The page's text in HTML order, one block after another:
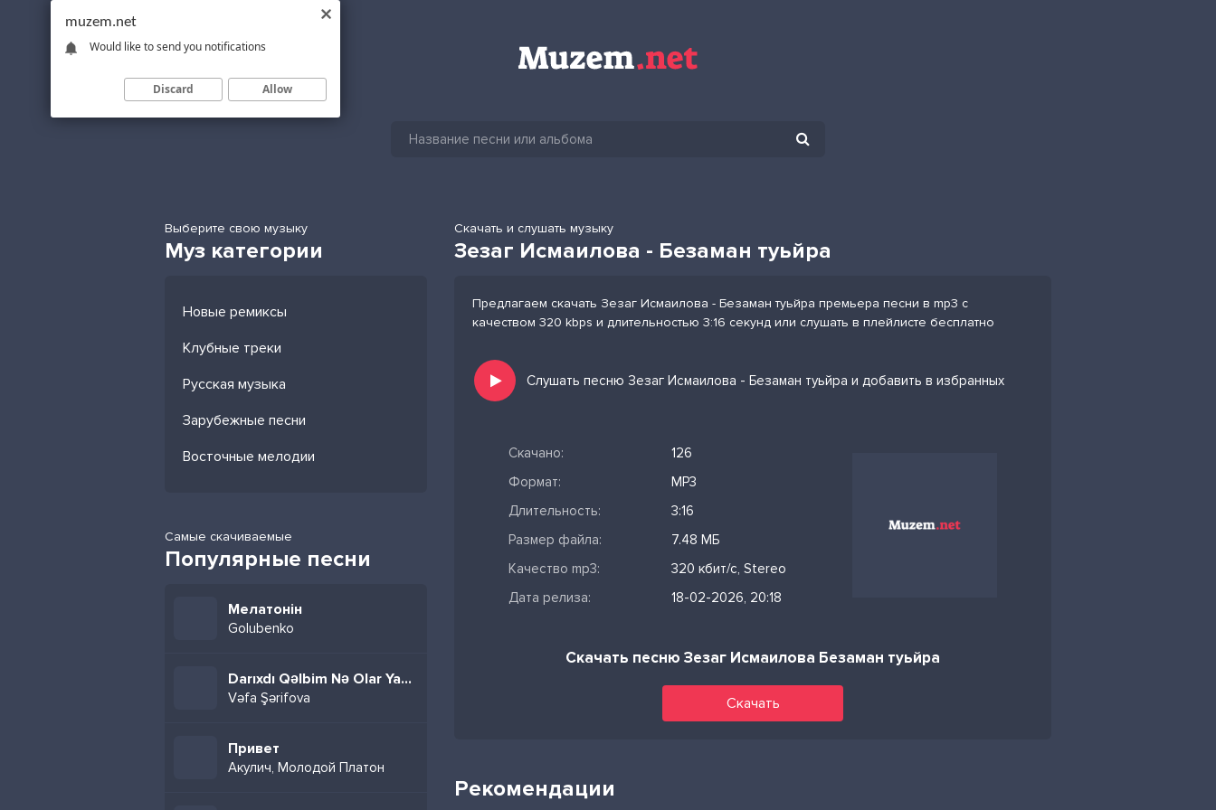
Выберите свою музыку
Муз категории
Новые ремиксы
Клубные треки
Русская музыка
Зарубежные песни
Восточные мелодии
Самые скачиваемые
Популярные песни
Мелатонін
Golubenko
Darıxdı Qəlbim Nə Olar Yaz Mənə
Vəfa Şərifova
Привет
Акулич, Молодой Платон
Скачать и слушать музыку
Зезаг Исмаилова - Безаман туьйра
Предлагаем скачать Зезаг Исмаилова - Безаман туьйра премьера песни в mp3 с
качеством 320 kbps и длительностью 3:16 секунд или слушать в плейлисте бесплатно
Слушать песню Зезаг Исмаилова - Безаман туьйра и добавить в избранных
Скачано:
126
Формат:
MP3
Длительность:
3:16
Размер файла:
7.48 МБ
Качество mp3:
320 кбит/с, Stereo
Дата релиза:
18-02-2026, 20:18
Скачать песню Зезаг Исмаилова Безаман туьйра
Скачать
Рекомендации
muzem.net
Would like to send you notifications
Discard Allow